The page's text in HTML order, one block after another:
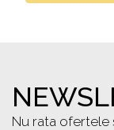
Nu rata